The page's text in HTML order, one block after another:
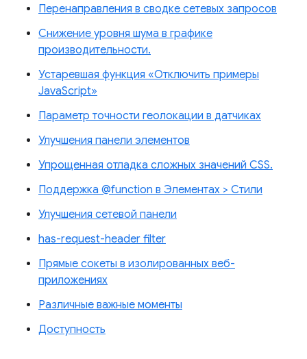
Перенаправления в сводке сетевых запросов
Снижение уровня шума в графике
производительности.
Устаревшая функция «Отключить примеры
JavaScript»
Параметр точности геолокации в датчиках
Улучшения панели элементов
Упрощенная отладка сложных значений CSS.
Поддержка @function в Элементах > Стили
Улучшения сетевой панели
has-request-header filter
Прямые сокеты в изолированных веб-
приложениях
Различные важные моменты
Доступность